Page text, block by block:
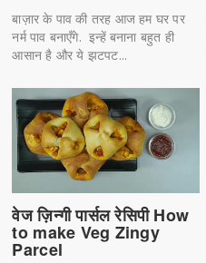
बाज़ार के पाव की तरह आज हम घर पर
नर्म पाव बनाएँगे. इन्हें बनाना बहुत ही
आसान है और ये झटपट...
वेज ज़िन्गी पार्सल रेसिपी How
to make Veg Zingy
Parcel